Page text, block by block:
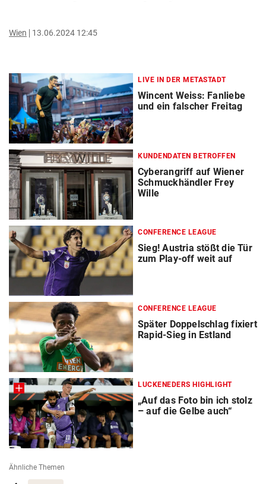
Wien 13.06.2024 12:45
LIVE IN DER METASTADT
Wincent Weiss: Fanliebe
und ein falscher Freitag
KUNDENDATEN BETROFFEN
Cyberangriff auf Wiener
Schmuckhändler Frey
Wille
CONFERENCE LEAGUE
Sieg! Austria stößt die Tür
zum Play-off weit auf
CONFERENCE LEAGUE
Später Doppelschlag fixiert
Rapid-Sieg in Estland
LUCKENEDERS HIGHLIGHT
„Auf das Foto bin ich stolz
– auf die Gelbe auch“
Ähnliche Themen